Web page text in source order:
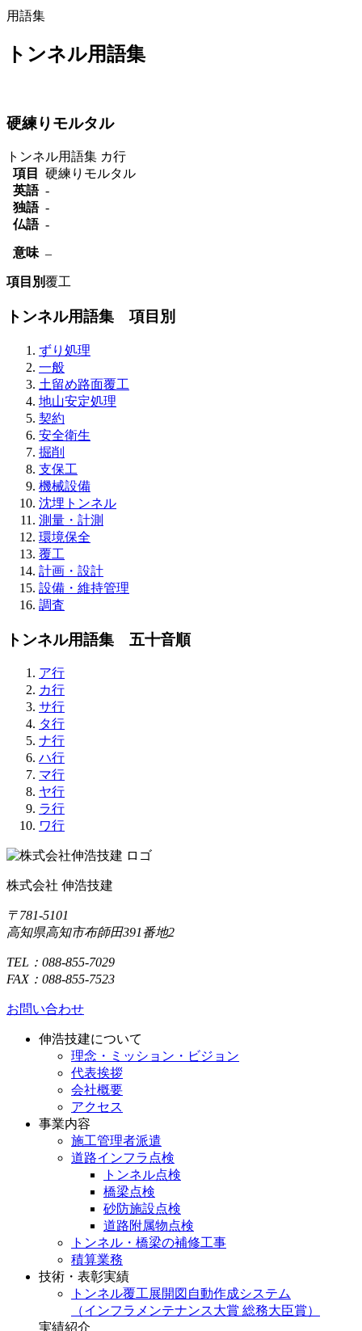
用語集
トンネル用語集
硬練りモルタル
トンネル用語集 カ行
項目
硬練りモルタル
英語 -
独語 -
仏語 -
意味 –
項目別覆工
トンネル用語集 項目別
ずり処理
一般
土留め路面覆工
地山安定処理
契約
安全衛生
掘削
支保工
機械設備
沈埋トンネル
測量・計測
環境保全
覆工
計画・設計
設備・維持管理
調査
トンネル用語集 五十音順
ア行
カ行
サ行
タ行
ナ行
ハ行
マ行
ヤ行
ラ行
ワ行
株式会社 伸浩技建
〒781-5101
高知県高知市布師田391番地2
TEL：088-855-7029
FAX：088-855-7523
お問い合わせ
伸浩技建について
理念・ミッション・ビジョン
代表挨拶
会社概要
アクセス
事業内容
施工管理者派遣
道路インフラ点検
トンネル点検
橋梁点検
砂防施設点検
道路附属物点検
トンネル・橋梁の補修工事
積算業務
技術・表彰実績
トンネル覆工展開図自動作成システム
（インフラメンテナンス大賞 総務大臣賞）
実績紹介